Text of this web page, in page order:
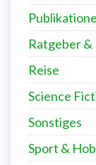
Ratgeber
Reise
Science
Sonstiges
Sport &